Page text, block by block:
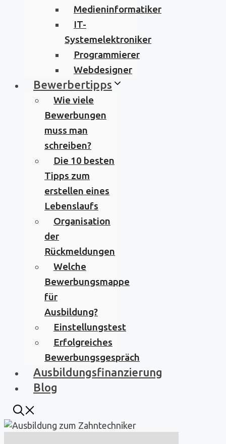
Medieninformatiker
IT-
Systemelektroniker
Programmierer
Webdesigner
Bewerbertipps
Wie viele
Bewerbungen
muss man
schreiben?
Die 10 besten
Tipps zum
erstellen eines
Lebenslaufs
Organisation
der
Rückmeldungen
Welche
Bewerbungsmappe
für
Ausbildung?
Einstellungstest
Erfolgreiches
Bewerbungsgespräch
Ausbildungsfinanzierung
Blog